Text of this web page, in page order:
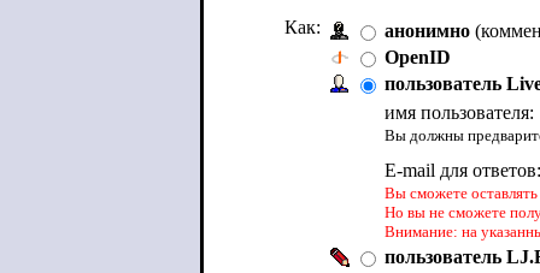
Как: анонимно
OpenID
пользователь
имя пользователя:
Вы должны
E-mail для
Вы сможете
Но вы не сможете
Внимание: на
пользователь